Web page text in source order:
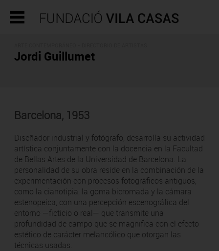
Jordi Guillumet
Barcelona, 1953
Diseñador industrial y fotógrafo, desarrolla su actividad
artística conjuntamente con la docencia en la Facultad
de Bellas Artes de la Universidad de Barcelona. La
personalidad de su obra reside en la combinación de la
experimentación con procesos fotográficos antiguos,
como la cianotipia, la goma bicromada y la cámara
estenopeica, con una percepción escenográfica del
entorno —ficticio o real— que transmite una
profundidad de campo que se magnifica con el efecto
estético de carácter melancólico que otorgan las
técnicas usadas.